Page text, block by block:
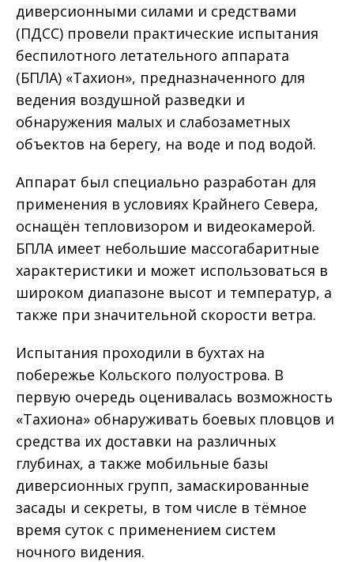
диверсионными силами и средствами
(ПДСС) провели практические испытания
беспилотного летательного аппарата
(БПЛА) «Тахион», предназначенного для
ведения воздушной разведки и
обнаружения малых и слабозаметных
объектов на берегу, на воде и под водой.
Аппарат был специально разработан для
применения в условиях Крайнего Севера,
оснащён тепловизором и видеокамерой.
БПЛА имеет небольшие массогабаритные
характеристики и может использоваться в
широком диапазоне высот и температур, а
также при значительной скорости ветра.
Испытания проходили в бухтах на
побережье Кольского полуострова. В
первую очередь оценивалась возможность
«Тахиона» обнаруживать боевых пловцов и
средства их доставки на различных
глубинах, а также мобильные базы
диверсионных групп, замаскированные
засады и секреты, в том числе в тёмное
время суток с применением систем
ночного видения.